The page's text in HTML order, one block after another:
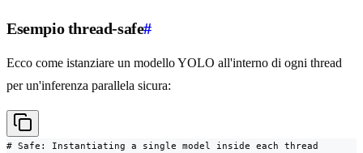
Esempio thread-safe#
Ecco come istanziare un modello YOLO all'interno di ogni thread
per un'inferenza parallela sicura:
# Safe: Instantiating a single model inside each thread